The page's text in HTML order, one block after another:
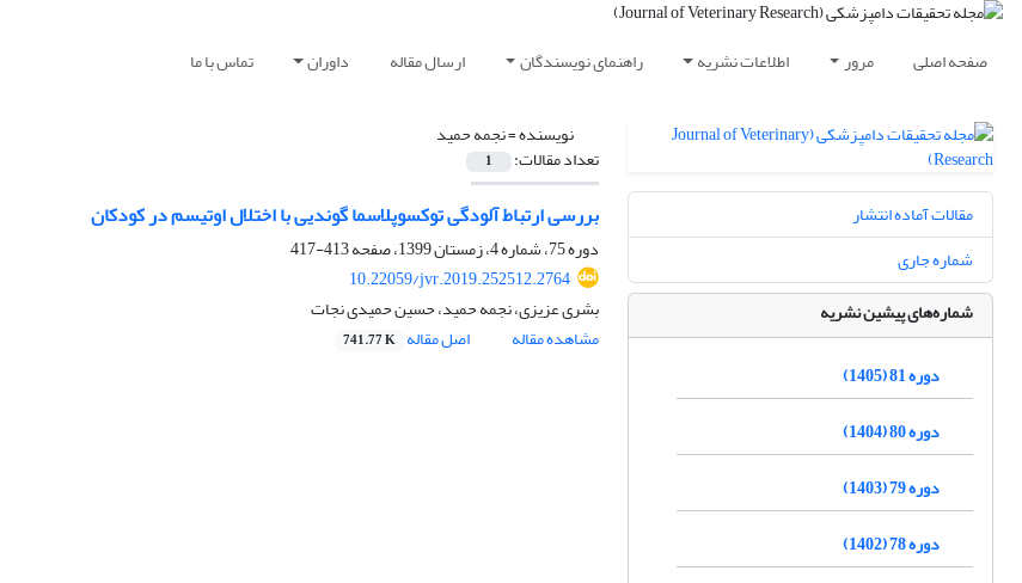
صفحه اصلی مرور اطلاعات نشریه راهنمای نویسندگان ارسال مقاله داوران تماس با ما
نویسنده =نجمه حمید
تعداد مقالات: 1
بررسی ارتباط آلودگی توکسوپلاسما گوندیی با اختلال اوتیسم در کودکان
دوره 75، شماره 4، زمستان 1399، صفحه
413-417
10.22059/jvr.2019.252512.2764
بشری عزیزی، نجمه حمید، حسین حمیدی نجات
مشاهده مقاله
اصل مقاله 741.77 K
مقالات آماده انتشار
شماره جاری
شماره‌های پیشین نشریه
دوره 81 (1405)
دوره 80 (1404)
دوره 79 (1403)
دوره 78 (1402)